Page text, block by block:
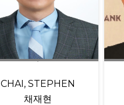
CHAI, STEPHEN
채재현